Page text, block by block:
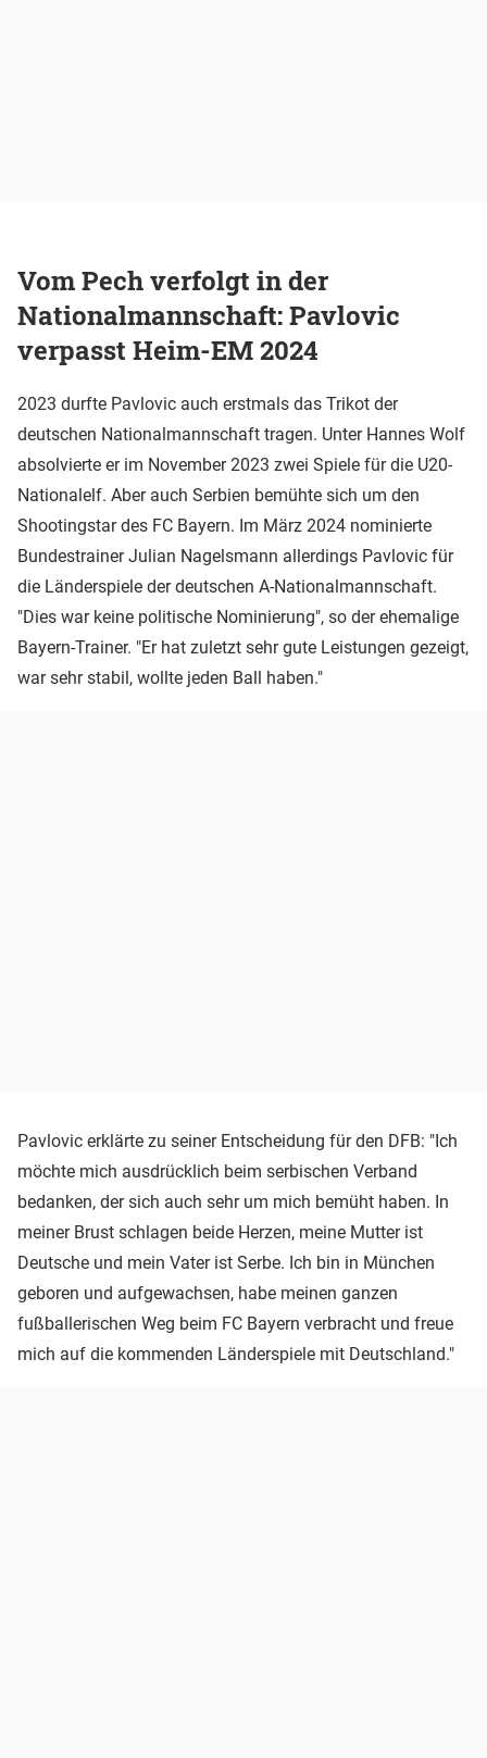
Vom Pech verfolgt in der
Nationalmannschaft: Pavlovic
verpasst Heim-EM 2024
2023 durfte Pavlovic auch erstmals das Trikot der
deutschen Nationalmannschaft tragen. Unter Hannes Wolf
absolvierte er im November 2023 zwei Spiele für die U20-
Nationalelf. Aber auch Serbien bemühte sich um den
Shootingstar des FC Bayern. Im März 2024 nominierte
Bundestrainer Julian Nagelsmann allerdings Pavlovic für
die Länderspiele der deutschen A-Nationalmannschaft.
"Dies war keine politische Nominierung", so der ehemalige
Bayern-Trainer. "Er hat zuletzt sehr gute Leistungen gezeigt,
war sehr stabil, wollte jeden Ball haben."
Pavlovic erklärte zu seiner Entscheidung für den DFB: "Ich
möchte mich ausdrücklich beim serbischen Verband
bedanken, der sich auch sehr um mich bemüht haben. In
meiner Brust schlagen beide Herzen, meine Mutter ist
Deutsche und mein Vater ist Serbe. Ich bin in München
geboren und aufgewachsen, habe meinen ganzen
fußballerischen Weg beim FC Bayern verbracht und freue
mich auf die kommenden Länderspiele mit Deutschland."